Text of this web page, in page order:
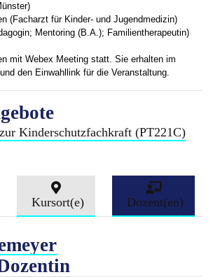
(Facharzt für Kinder- und Jugendmedizin)
Mentoring (B.A.); Familientherapeutin)
mit Webex Meeting statt. Sie erhalten im
den Einwahllink für die Veranstaltung.
Kinderschutzfachkraft (PT221C)
Kursort(e) Dozent(en)